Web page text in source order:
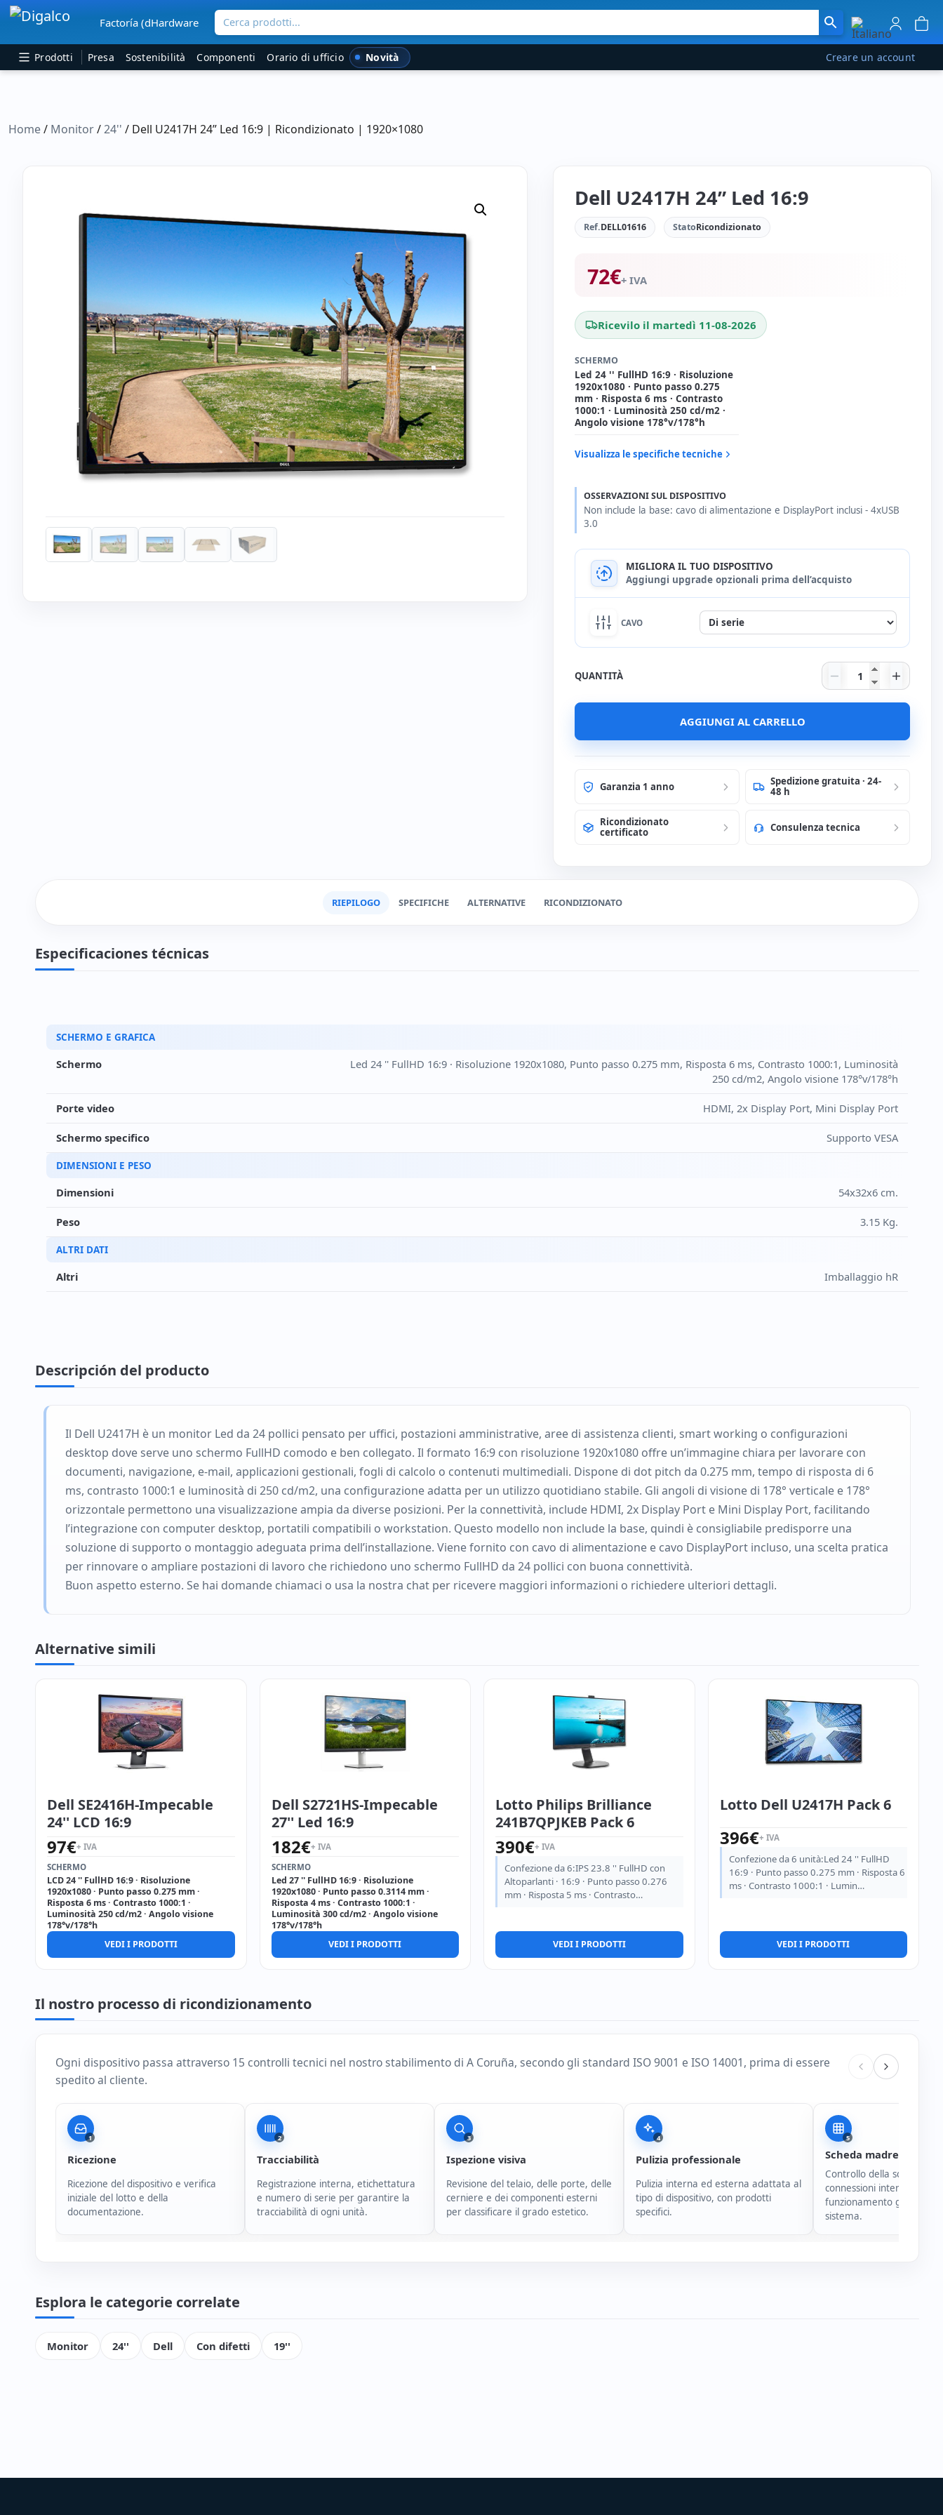
Navigazione principale
Factoría (dHardware Cerca prodotti...
Prodotti Presa Sostenibilità Componenti Orario di ufficio Novità Creare un account
Home/ Monitor/24'' / Dell U2417H 24” Led 16:9 | Ricondizionato | 1920×1080
Dell U2417H 24” Led 16:9
Ref.DELL01616 StatoRicondizionato
72€+ IVA
Ricevilo il martedì 11-08-2026
SCHERMO
Led 24 '' FullHD 16:9 · Risoluzione
1920x1080 · Punto passo 0.275
mm · Risposta 6 ms · Contrasto
1000:1 · Luminosità 250 cd/m2 ·
Angolo visione 178°v/178°h
Visualizza le specifiche tecniche
OSSERVAZIONI SUL DISPOSITIVO
Non include la base: cavo di alimentazione e DisplayPort inclusi - 4xUSB
3.0
MIGLIORA IL TUO DISPOSITIVO
Aggiungi upgrade opzionali prima dell’acquisto
Nessuna
HDMI cable 2 mts.
CAVO
QUANTITÀ Dell U2417H 24''
AGGIUNGI AL CARRELLO
Garanzia 1 anno
Spedizione gratuita · 24-
48 h
Ricondizionato
certificato
Consulenza tecnica
RIEPILOGO SPECIFICHE ALTERNATIVE RICONDIZIONATO
Especificaciones técnicas
SCHERMO E GRAFICA
Schermo
Led 24 '' FullHD 16:9 · Risoluzione 1920x1080, Punto passo 0.275 mm, Risposta 6 ms, Contrasto 1000:1, Luminosità
250 cd/m2, Angolo visione 178°v/178°h
Porte video HDMI, 2x Display Port, Mini Display Port
Schermo specifico Supporto VESA
DIMENSIONI E PESO
Dimensioni 54x32x6 cm.
Peso 3.15 Kg.
ALTRI DATI
Altri Imballaggio hR
Descripción del producto
Il Dell U2417H è un monitor Led da 24 pollici pensato per uffici, postazioni amministrative, aree di assistenza clienti, smart working o configurazioni
desktop dove serve uno schermo FullHD comodo e ben collegato. Il formato 16:9 con risoluzione 1920x1080 offre un’immagine chiara per lavorare con
documenti, navigazione, e-mail, applicazioni gestionali, fogli di calcolo o contenuti multimediali. Dispone di dot pitch da 0.275 mm, tempo di risposta di 6
ms, contrasto 1000:1 e luminosità di 250 cd/m2, una configurazione adatta per un utilizzo quotidiano stabile. Gli angoli di visione di 178° verticale e 178°
orizzontale permettono una visualizzazione ampia da diverse posizioni. Per la connettività, include HDMI, 2x Display Port e Mini Display Port, facilitando
l’integrazione con computer desktop, portatili compatibili o workstation. Questo modello non include la base, quindi è consigliabile predisporre una
soluzione di supporto o montaggio adeguata prima dell’installazione. Viene fornito con cavo di alimentazione e cavo DisplayPort incluso, una scelta pratica
per rinnovare o ampliare postazioni di lavoro che richiedono uno schermo FullHD da 24 pollici con buona connettività.
Buon aspetto esterno. Se hai domande chiamaci o usa la nostra chat per ricevere maggiori informazioni o richiedere ulteriori dettagli.
Alternative simili
Dell SE2416H-Impecable
24'' LCD 16:9
97€+ IVA
SCHERMO
LCD 24 '' FullHD 16:9 · Risoluzione
1920x1080 · Punto passo 0.275 mm ·
Risposta 6 ms · Contrasto 1000:1 ·
Luminosità 250 cd/m2 · Angolo visione
178°v/178°h
VEDI I PRODOTTI
Dell S2721HS-Impecable
27'' Led 16:9
182€+ IVA
SCHERMO
Led 27 '' FullHD 16:9 · Risoluzione
1920x1080 · Punto passo 0.3114 mm ·
Risposta 4 ms · Contrasto 1000:1 ·
Luminosità 300 cd/m2 · Angolo visione
178°v/178°h
VEDI I PRODOTTI
Lotto Philips Brilliance
241B7QPJKEB Pack 6
390€+ IVA
Confezione da 6:IPS 23.8 '' FullHD con
Altoparlanti · 16:9 · Punto passo 0.276
mm · Risposta 5 ms · Contrasto…
VEDI I PRODOTTI
Lotto Dell U2417H Pack 6
396€+ IVA
Confezione da 6 unità:Led 24 '' FullHD
16:9 · Punto passo 0.275 mm · Risposta 6
ms · Contrasto 1000:1 · Lumin…
VEDI I PRODOTTI
Il nostro processo di ricondizionamento
Ogni dispositivo passa attraverso 15 controlli tecnici nel nostro stabilimento di A Coruña, secondo gli standard ISO 9001 e ISO 14001, prima di essere
spedito al cliente.
1
Ricezione
Ricezione del dispositivo e verifica
iniziale del lotto e della
documentazione.
2
Tracciabilità
Registrazione interna, etichettatura
e numero di serie per garantire la
tracciabilità di ogni unità.
3
Ispezione visiva
Revisione del telaio, delle porte, delle
cerniere e dei componenti esterni
per classificare il grado estetico.
4
Pulizia professionale
Pulizia interna ed esterna adattata al
tipo di dispositivo, con prodotti
specifici.
5
Scheda madre e
Controllo della scheda
connessioni interne e del
funzionamento generale
sistema.
Esplora le categorie correlate
Monitor 24'' Dell Con difetti 19''